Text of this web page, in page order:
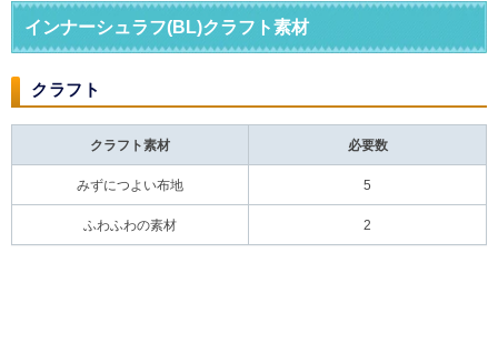
インナーシュラフ(BL)クラフト素材
クラフト
クラフト素材 必要数
みずにつよい布地 5
ふわふわの素材 2